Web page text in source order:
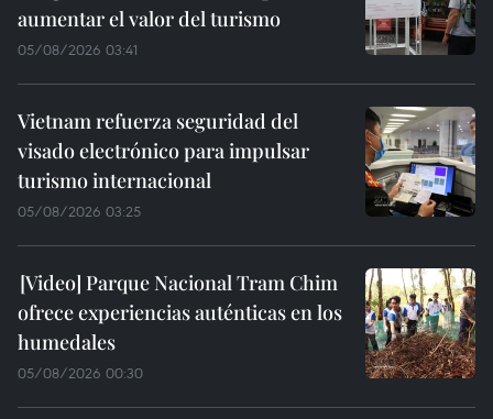
aumentar el valor del turismo
05/08/2026 03:41
Vietnam refuerza seguridad del
visado electrónico para impulsar
turismo internacional
05/08/2026 03:25
Parque Nacional Tram Chim
ofrece experiencias auténticas en los
humedales
05/08/2026 00:30